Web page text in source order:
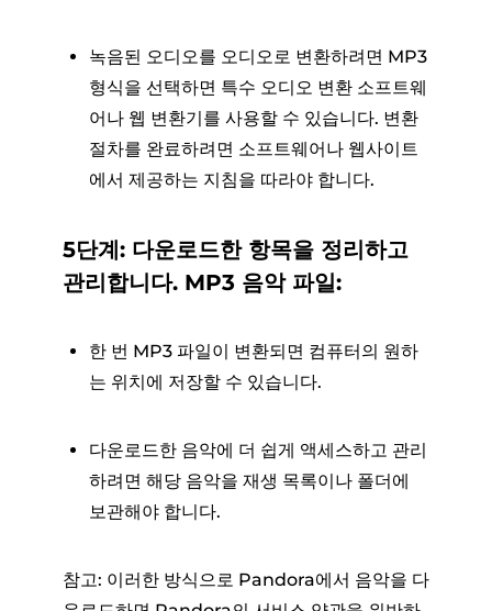
녹음된 오디오를 오디오로 변환하려면 MP3
형식을 선택하면 특수 오디오 변환 소프트웨
어나 웹 변환기를 사용할 수 있습니다. 변환
절차를 완료하려면 소프트웨어나 웹사이트
에서 제공하는 지침을 따라야 합니다.
5단계: 다운로드한 항목을 정리하고
관리합니다. MP3 음악 파일:
한 번 MP3 파일이 변환되면 컴퓨터의 원하
는 위치에 저장할 수 있습니다.
다운로드한 음악에 더 쉽게 액세스하고 관리
하려면 해당 음악을 재생 목록이나 폴더에
보관해야 합니다.
참고: 이러한 방식으로 Pandora에서 음악을 다